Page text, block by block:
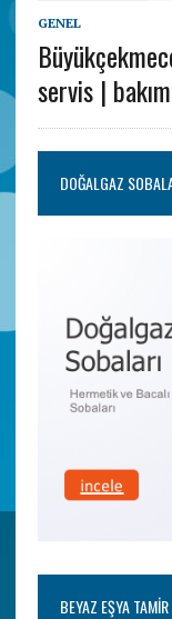
GENEL
servis |
DOĞALGAZ
BEYAZ EŞYA